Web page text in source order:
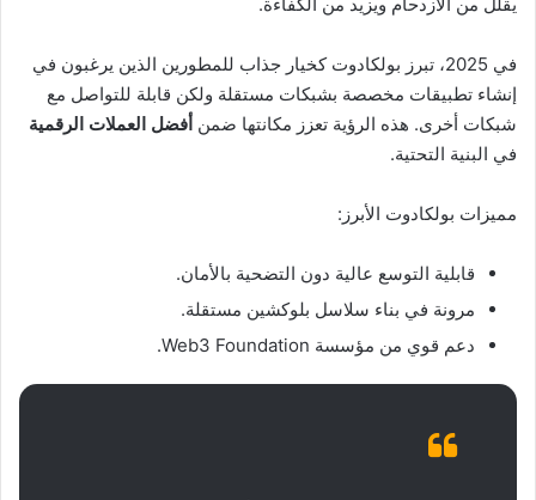
في 2025، تبرز بولكادوت كخيار جذاب للمطورين الذين يرغبون في
إنشاء تطبيقات مخصصة بشبكات مستقلة ولكن قابلة للتواصل مع
شبكات أخرى. هذه الرؤية تعزز مكانتها ضمن أفضل العملات الرقمية
في البنية التحتية.
مميزات بولكادوت الأبرز:
قابلية التوسع عالية دون التضحية بالأمان.
مرونة في بناء سلاسل بلوكشين مستقلة.
دعم قوي من مؤسسة Web3 Foundation.